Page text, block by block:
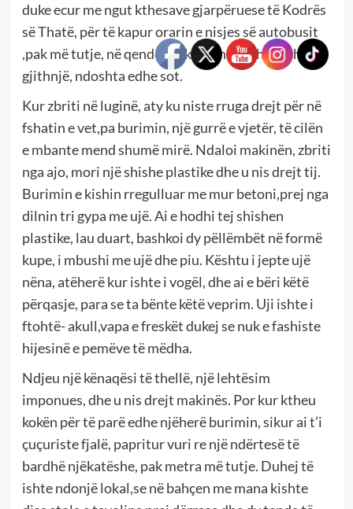
duke ecur me ngut kthesave gjarpëruese të Kodrës
së Thatë, për të kapur orarin e nisjes së autobusit
,pak më tutje, në qendër të komunës. Dhe kështu
gjithnjë, ndoshta edhe sot.
Kur zbriti në luginë, aty ku niste rruga drejt për në
fshatin e vet,pa burimin, një gurrë e vjetër, të cilën
e mbante mend shumë mirë. Ndaloi makinën, zbriti
nga ajo, mori një shishe plastike dhe u nis drejt tij.
Burimin e kishin rregulluar me mur betoni,prej nga
dilnin tri gypa me ujë. Ai e hodhi tej shishen
plastike, lau duart, bashkoi dy pëllëmbët në formë
kupe, i mbushi me ujë dhe piu. Kështu i jepte ujë
nëna, atëherë kur ishte i vogël, dhe ai e bëri këtë
përqasje, para se ta bënte këtë veprim. Uji ishte i
ftohtë- akull,vapa e freskët dukej se nuk e fashiste
hijesinë e pemëve të mëdha.
Ndjeu një kënaqësi të thellë, një lehtësim
imponues, dhe u nis drejt makinës. Por kur ktheu
kokën për të parë edhe njëherë burimin, sikur ai t’i
çuçuriste fjalë, papritur vuri re një ndërtesë të
bardhë njëkatëshe, pak metra më tutje. Duhej të
ishte ndonjë lokal,se në bahçen me mana kishte